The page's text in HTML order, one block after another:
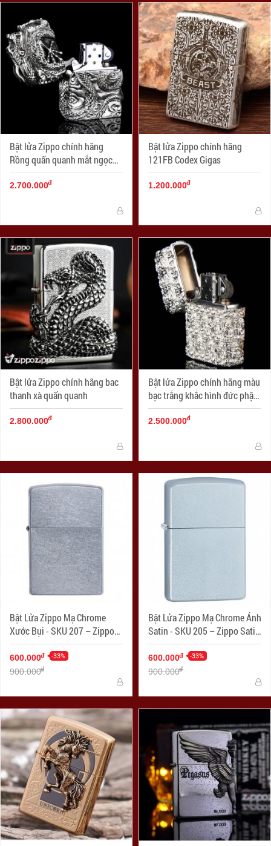
Bật lửa Zippo chính hãng
Rồng quấn quanh mắt ngọc
tím tinh xảo
2.700.000đ
Bật lửa Zippo chính hãng
121FB Codex Gigas
1.200.000đ
Bật lửa Zippo chính hãng bac
thanh xà quấn quanh
2.800.000đ
Bật lửa Zippo chính hãng màu
bạc trắng khắc hình đức phật
cổ
2.500.000đ
Bật Lửa Zippo Mạ Chrome
Xước Bụi - SKU 207 – Zippo
Street Chrome
600.000đ -33%
900.000đ
Bật Lửa Zippo Mạ Chrome Ánh
Satin - SKU 205 – Zippo Satin
Chrome
600.000đ -33%
900.000đ